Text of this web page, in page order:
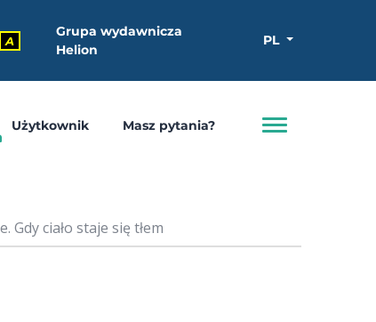
A
Grupa wydawnicza
Helion
PL
Użytkownik Masz pytania?
Gdy ciało staje się tłem